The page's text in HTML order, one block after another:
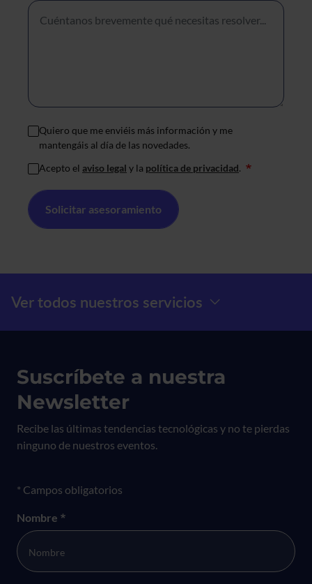
Quiero que me enviéis más información y me
mantengáis al día de las novedades.
Acepto el aviso legal y la política de privacidad. *
Menú Prefooter
Ver todos nuestros servicios
Suscríbete a nuestra
Newsletter
Recibe las últimas tendencias tecnológicas y no te pierdas
ninguno de nuestros eventos.
Formulario newsletter
* Campos obligatorios
Nombre *